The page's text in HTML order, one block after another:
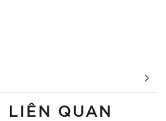
LIÊN QUAN